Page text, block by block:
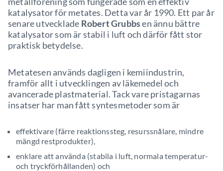
katalysator för metates. Detta var år 1990. Ett par år
senare utvecklade Robert Grubbsen ännu bättre
katalysator som är stabil i luft och därför fått stor
praktisk betydelse.
Metatesen används dagligen i kemiindustrin,
framför allt i utvecklingen av läkemedel och
avancerade plastmaterial. Tack vare pristagarnas
insatser har man fått syntesmetoder som är
effektivare (färre reaktionssteg, resurssnålare, mindre
mängd restprodukter),
enklare att använda (stabila i luft, normala temperatur-
och tryckförhållanden) och